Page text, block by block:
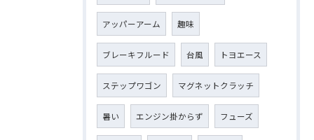
アッパーアーム 趣味
ブレーキフルード 台風 トヨエース
ステップワゴン マグネットクラッチ
暑い エンジン掛からず フューズ